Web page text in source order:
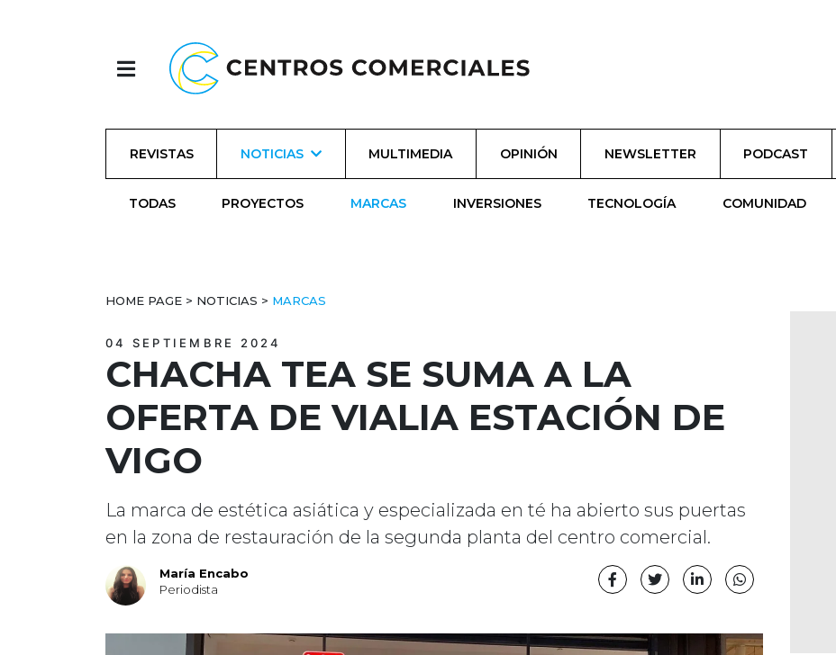
REVISTAS NOTICIAS MULTIMEDIA OPINIÓN NEWSLETTER PODCAST
TODAS PROYECTOS MARCAS INVERSIONES TECNOLOGÍA COMUNIDAD
HOME PAGE > NOTICIAS > MARCAS
04 SEPTIEMBRE 2024
CHACHA TEA SE SUMA A LA
OFERTA DE VIALIA ESTACIÓN DE
VIGO
La marca de estética asiática y especializada en té ha abierto sus puertas
en la zona de restauración de la segunda planta del centro comercial.
María Encabo
Periodista